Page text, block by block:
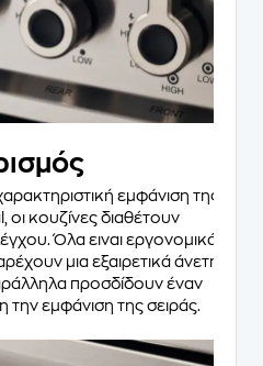
εμφάνιση της
οι κουζίνες διαθέτουν
Όλα ειναι εργονομικά
μια εξαιρετικά άνετη
προσδίδουν έναν
εμφάνιση της σειράς.